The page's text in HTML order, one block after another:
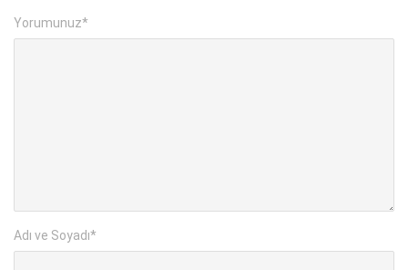
Yorumunuz*
Adı ve Soyadı*